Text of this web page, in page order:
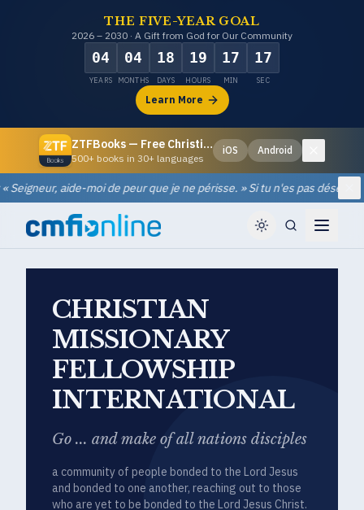
THE FIVE-YEAR GOAL
2026 – 2030 · A Gift from God for Our Community
04
YEARS
04
MONTHS
18
DAYS
19
HOURS
17
MIN
16
SEC
Learn More
ZTFBooks — Free Christian eBooks
500+ books in 30+ languages
iOS Android Dismiss
aide-moi de peur que je ne périsse. » Si tu n'es pas désespéré,
CHRISTIAN
MISSIONARY
FELLOWSHIP
INTERNATIONAL
Go ... and make of all nations disciples
a community of people bonded to the Lord Jesus
and bonded to one another, reaching out to those
who are yet to be bonded to the Lord Jesus Christ.